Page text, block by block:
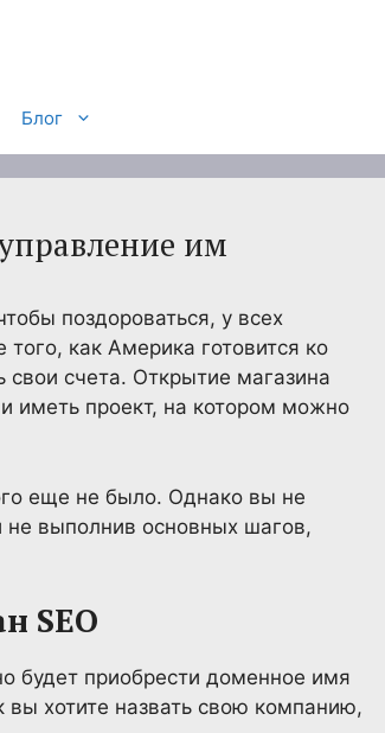
Блог
им
поздороваться, у всех
как Америка готовится ко
свои счета. Открытие магазина
иметь проект, на котором можно
еще не было. Однако вы не
не выполнив основных шагов,
SEO
будет приобрести доменное имя
вы хотите назвать свою компанию,